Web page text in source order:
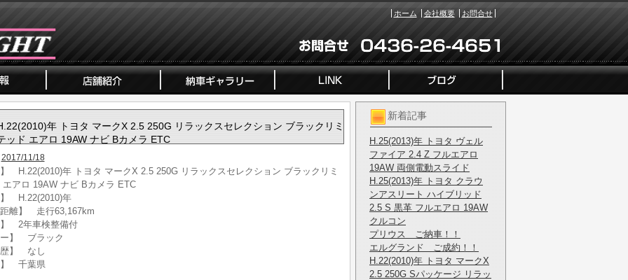
ホーム 会社概要 お問合せ
新着記事
H.25(2013)年 トヨタ ヴェル
ファイア 2.4 Z フルエアロ
19AW 両側電動スライド
H.25(2013)年 トヨタ クラウ
ンアスリート ハイブリッド
2.5 S 黒革 フルエアロ 19AW
クルコン
プリウス ご納車！！
エルグランド ご成約！！
H.22(2010)年 トヨタ マークX
2.5 250G Sパッケージ リラッ
年 トヨタ マークX 2.5 250G リラックスセレクション ブラックリミ
ッド エアロ 19AW ナビ Bカメラ ETC
2017/11/18
】 H.22(2010)年 トヨタ マークX 2.5 250G リラックスセレクション ブラックリミ
エアロ 19AW ナビ Bカメラ ETC
】 H.22(2010)年
距離】 走行63,167km
】 2年車検整備付
ー】 ブラック
歴】 なし
】 千葉県